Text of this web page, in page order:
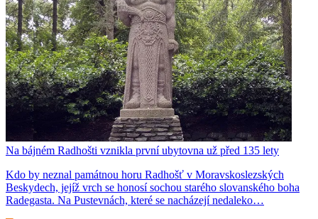
Na bájném Radhošti vznikla první ubytovna už před 135 lety
Kdo by neznal památnou horu Radhošť v Moravskoslezských
Beskydech, jejíž vrch se honosí sochou starého slovanského boha
Radegasta. Na Pustevnách, které se nacházejí nedaleko…